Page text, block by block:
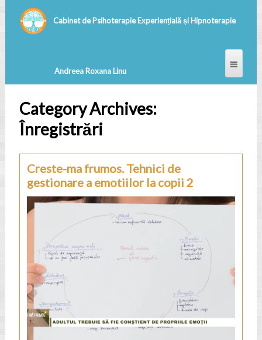
Category Archives:
Înregistrări
Creste-ma frumos. Tehnici de
gestionare a emotiilor la copii 2